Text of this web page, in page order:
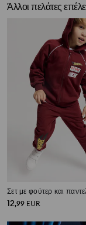
Άλλοι πελάτες
12,99 EUR